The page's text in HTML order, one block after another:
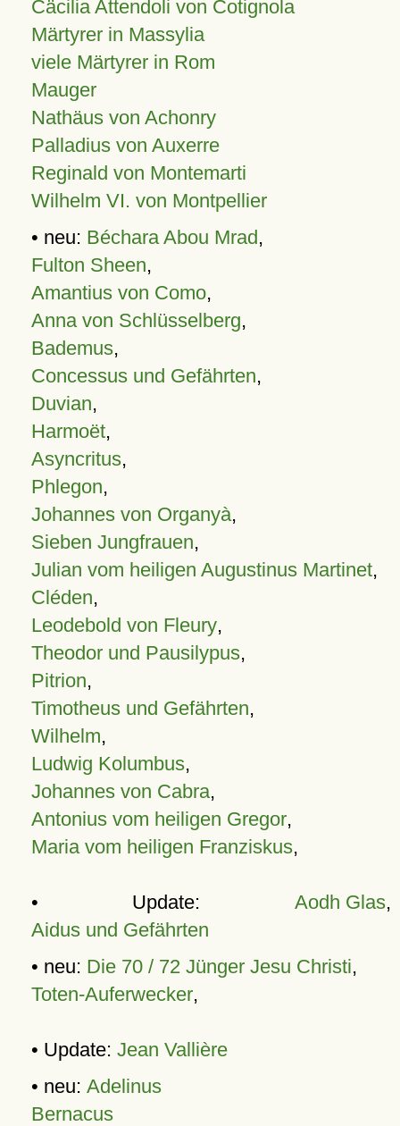
Cäcilia Attendoli von Cotignola
Märtyrer in Massylia
viele Märtyrer in Rom
Mauger
Nathäus von Achonry
Palladius von Auxerre
Reginald von Montemarti
Wilhelm VI. von Montpellier
• neu: Béchara Abou Mrad,
Fulton Sheen,
Amantius von Como,
Anna von Schlüsselberg,
Bademus,
Concessus und Gefährten,
Duvian,
Harmoët,
Asyncritus,
Phlegon,
Johannes von Organyà,
Sieben Jungfrauen,
Julian vom heiligen Augustinus Martinet,
Cléden,
Leodebold von Fleury,
Theodor und Pausilypus,
Pitrion,
Timotheus und Gefährten,
Wilhelm,
Ludwig Kolumbus,
Johannes von Cabra,
Antonius vom heiligen Gregor,
Maria vom heiligen Franziskus,
• Update: Aodh Glas,
Aidus und Gefährten
• neu: Die 70 / 72 Jünger Jesu Christi,
Toten-Auferwecker,
• Update: Jean Vallière
• neu: Adelinus
Bernacus